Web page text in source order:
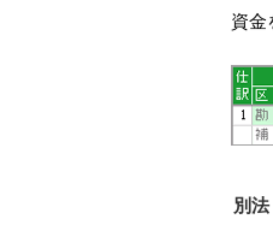
資金
別